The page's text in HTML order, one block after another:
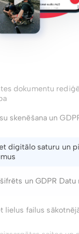
skenēšana un
digitālo saturu un
un GDPR Datu
lielus failus
saites un